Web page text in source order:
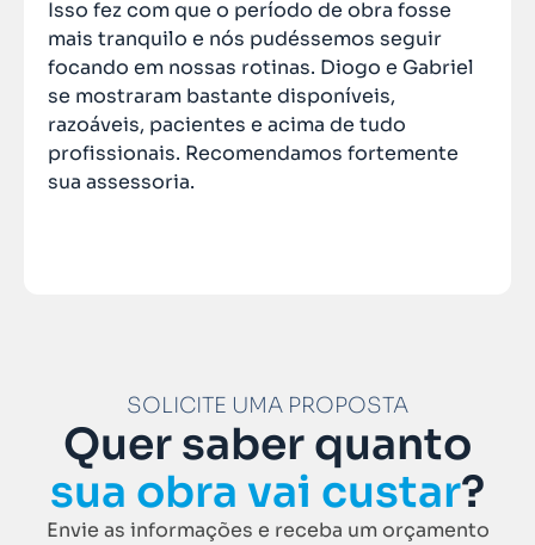
Isso fez com que o período de obra fosse
mais tranquilo e nós pudéssemos seguir
focando em nossas rotinas. Diogo e Gabriel
se mostraram bastante disponíveis,
razoáveis, pacientes e acima de tudo
profissionais. Recomendamos fortemente
sua assessoria.
SOLICITE UMA PROPOSTA
Quer saber quanto
sua obra vai custar?
Envie as informações e receba um orçamento